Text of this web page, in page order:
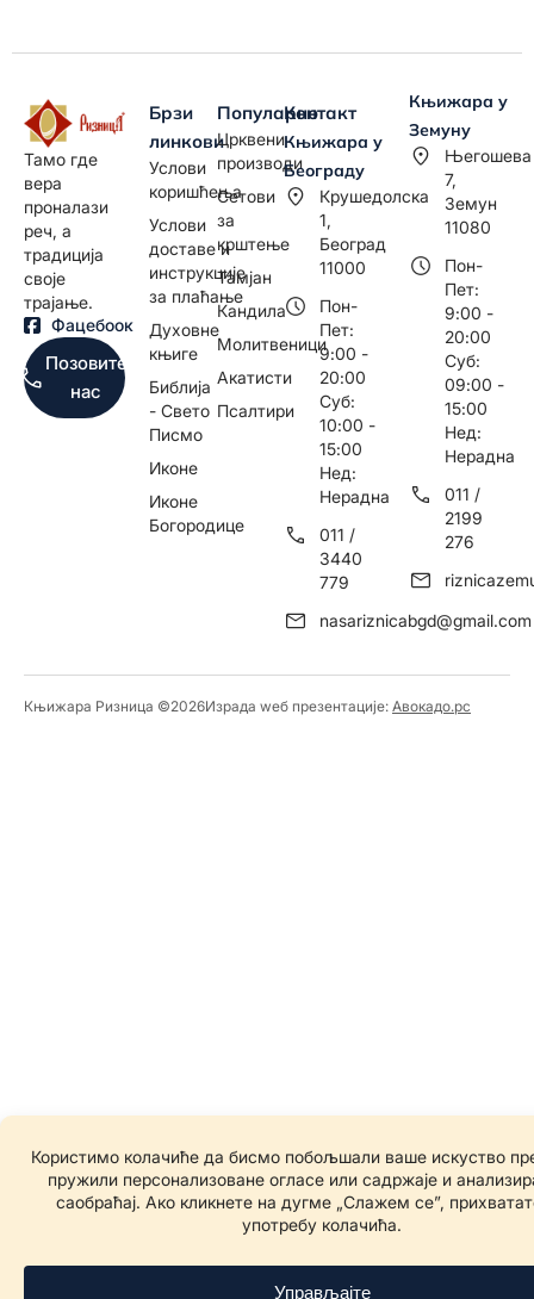
Тамо где
вера
проналази
реч, а
традиција
своје
трајање.
Фацебоок
Позовите
нас
Брзи
линкови
Услови
коришћења
Услови
доставе и
инструкције
за плаћање
Духовне
књиге
Библија
- Свето
Писмо
Иконе
Иконе
Богородице
Популарно
Црквени
производи
Сетови
за
крштење
Тамјан
Кандила
Молитвеници
Акатисти
Псалтири
Контакт
Књижара у
Београду
Крушедолска
1,
Београд
11000
Пон-
Пет:
9:00 -
20:00
Суб:
10:00 -
15:00
Нед:
Нерадна
011 /
3440
779
nasariznicabgd@gmail.com
Књижара у
Земуну
Његошева
7,
Земун
11080
Пон-
Пет:
9:00 -
20:00
Суб:
09:00 -
15:00
Нед:
Нерадна
011 /
2199
276
Књижара Ризница ©️2026Израда wеб презентације: Авокадо.рс